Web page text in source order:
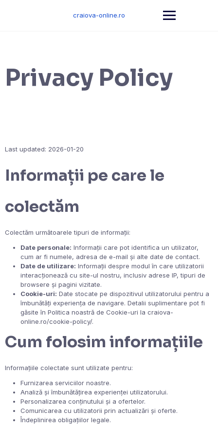
craiova-online.ro
Privacy Policy
Last updated: 2026-01-20
Informații pe care le
colectăm
Colectăm următoarele tipuri de informații:
Date personale: Informații care pot identifica un utilizator,
cum ar fi numele, adresa de e-mail și alte date de contact.
Date de utilizare: Informații despre modul în care utilizatorii
interacționează cu site-ul nostru, inclusiv adrese IP, tipuri de
browsere și pagini vizitate.
Cookie-uri: Date stocate pe dispozitivul utilizatorului pentru a
îmbunătăți experiența de navigare. Detalii suplimentare pot fi
găsite în Politica noastră de Cookie-uri la craiova-
online.ro/cookie-policy/.
Cum folosim informațiile
Informațiile colectate sunt utilizate pentru:
Furnizarea serviciilor noastre.
Analiză și îmbunătățirea experienței utilizatorului.
Personalizarea conținutului și a ofertelor.
Comunicarea cu utilizatorii prin actualizări și oferte.
Îndeplinirea obligațiilor legale.